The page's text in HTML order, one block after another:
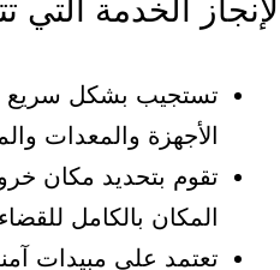
لإنجاز الخدمة التي
تستجيب بشكل سريع
الأجهزة والمعدات
تقوم بتحديد مكان
المكان بالكامل للقضاء
تعتمد على مبيدات